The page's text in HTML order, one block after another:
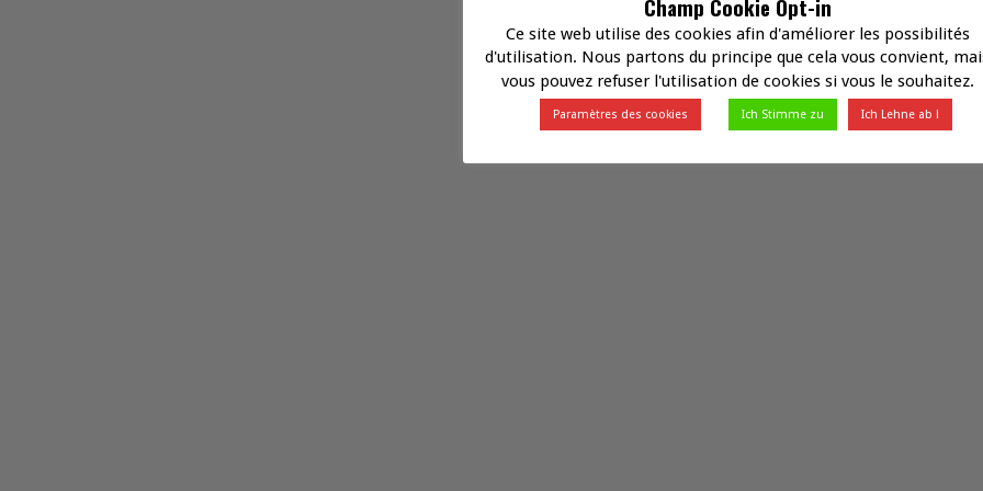
Champ Cookie Opt-in
Ce site web utilise des cookies afin d'améliorer les possibilités
d'utilisation. Nous partons du principe que cela vous convient,
vous pouvez refuser l'utilisation de cookies si vous le souhaitez.
Paramètres des cookies Ich Stimme zu Ich Lehne ab !